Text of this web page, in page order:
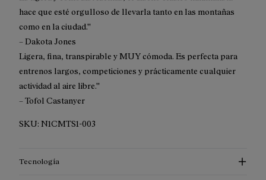
hace que esté orgulloso de llevarla tanto en las montañas
como en la ciudad.''
– Dakota Jones
Ligera, fina, transpirable y MUY cómoda. Es perfecta para
entrenos largos, competiciones y prácticamente cualquier
actividad al aire libre.''
– Tofol Castanyer
SKU: N1CMTS1-003
Tecnología